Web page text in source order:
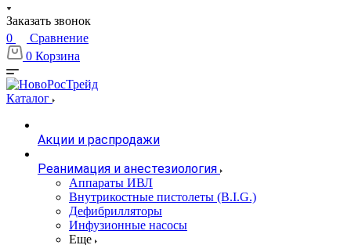
Заказать звонок
0
Сравнение
0 Корзина
Каталог
Акции и распродажи
Реанимация и анестезиология
Аппараты ИВЛ
Внутрикостные пистолеты (B.I.G.)
Дефибрилляторы
Инфузионные насосы
Еще